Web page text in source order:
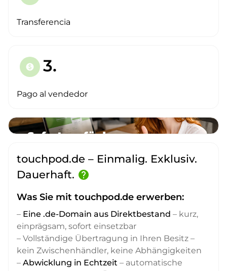
Transferencia
paid 3.
Pago al vendedor
touchpod.de – Einmalig. Exklusiv.
Dauerhaft. help
Was Sie mit touchpod.de erwerben:
– Eine .de-Domain aus Direktbestand – kurz,
einprägsam, sofort einsetzbar
– Vollständige Übertragung in Ihren Besitz –
kein Zwischenhändler, keine Abhängigkeiten
– Abwicklung in Echtzeit – automatische